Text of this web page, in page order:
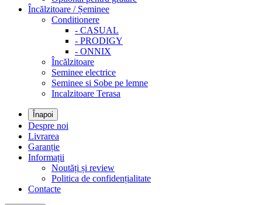
Încălzitoare / Șeminee
Conditionere
- CASUAL
- PRODIGY
- ONNIX
Încălzitoare
Seminee electrice
Seminee si Sobe pe lemne
Incalzitoare Terasa
Înapoi
Despre noi
Livrarea
Garanție
Informații
Noutăți și review
Politica de confidențialitate
Contacte